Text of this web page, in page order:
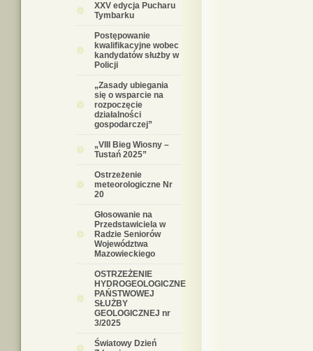
XXV edycja Pucharu
Tymbarku
Postępowanie
kwalifikacyjne wobec
kandydatów służby w
Policji
„Zasady ubiegania
się o wsparcie na
rozpoczęcie
działalności
gospodarczej”
„VIII Bieg Wiosny –
Tustań 2025”
Ostrzeżenie
meteorologiczne Nr
20
Głosowanie na
Przedstawiciela w
Radzie Seniorów
Województwa
Mazowieckiego
OSTRZEŻENIE
HYDROGEOLOGICZNE
PAŃSTWOWEJ
SŁUŻBY
GEOLOGICZNEJ nr
3/2025
Światowy Dzień